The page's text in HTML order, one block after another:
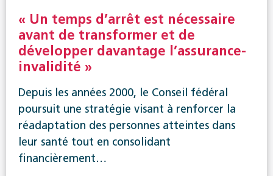
« Un temps d’arrêt est nécessaire
avant de transformer et de
développer davantage l’assurance-
invalidité »
Depuis les années 2000, le Conseil fédéral
poursuit une stratégie visant à renforcer la
réadaptation des personnes atteintes dans
leur santé tout en consolidant
financièrement…